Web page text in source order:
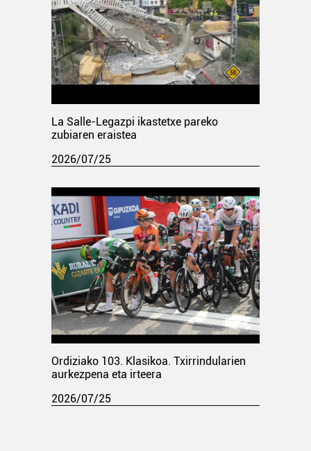
La Salle-Legazpi ikastetxe pareko
zubiaren eraistea
2026/07/25
Ordiziako 103. Klasikoa. Txirrindularien
aurkezpena eta irteera
2026/07/25